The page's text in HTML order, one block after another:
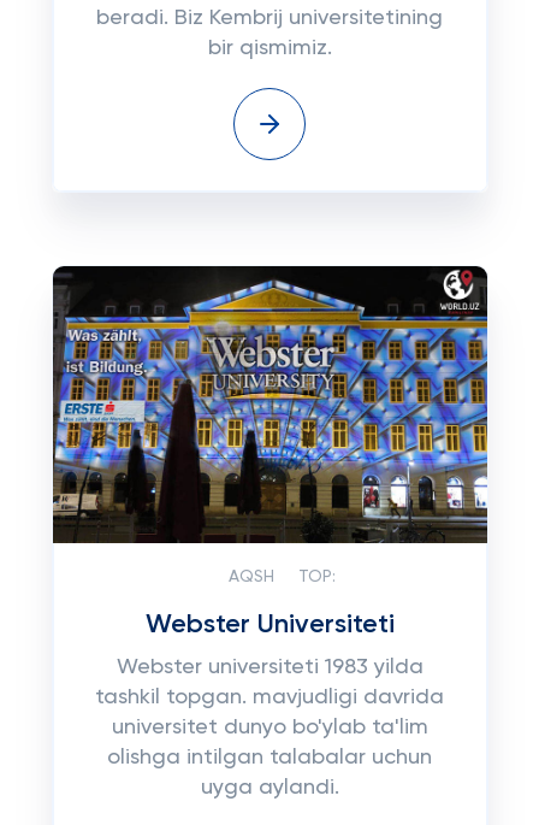
beradi. Biz Kembrij universitetining
bir qismimiz.
AQSH TOP:
Webster Universiteti
Webster universiteti 1983 yilda
tashkil topgan. mavjudligi davrida
universitet dunyo bo'ylab ta'lim
olishga intilgan talabalar uchun
uyga aylandi.